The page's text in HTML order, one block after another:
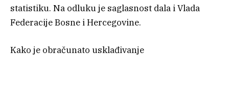
statistiku. Na odluku je saglasnost dala i Vlada
Federacije Bosne i Hercegovine.
Kako je obračunato usklađivanje